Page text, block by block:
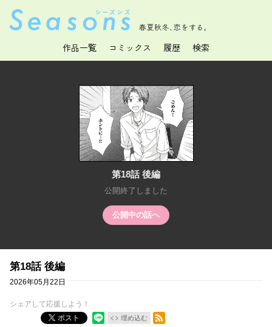
春夏秋冬、恋をする。
作品一覧 コミックス 履歴 検索
第18話 後編
公開終了しました
公開中の話へ
第18話 後編
2026年05月22日
シェアして応援しよう！
ポスト
埋め込む
RSSフィード